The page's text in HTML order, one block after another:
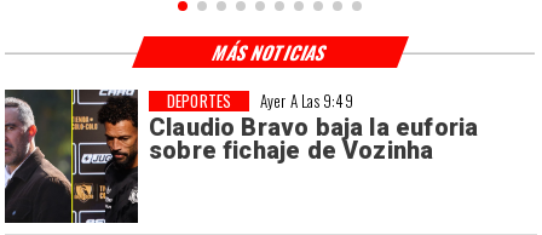
Ayer A Las 9:49
Claudio Bravo baja la euforia
sobre fichaje de Vozinha
DEPORTES
MÁS NOTICIAS